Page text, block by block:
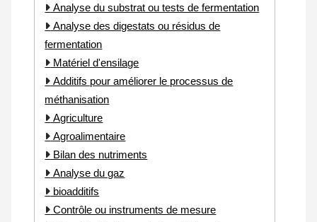
Analyse du substrat ou tests de fermentation
Analyse des digestats ou résidus de
fermentation
Matériel d'ensilage
Additifs pour améliorer le processus de
méthanisation
Agriculture
Agroalimentaire
Bilan des nutriments
Analyse du gaz
bioadditifs
Contrôle ou instruments de mesure